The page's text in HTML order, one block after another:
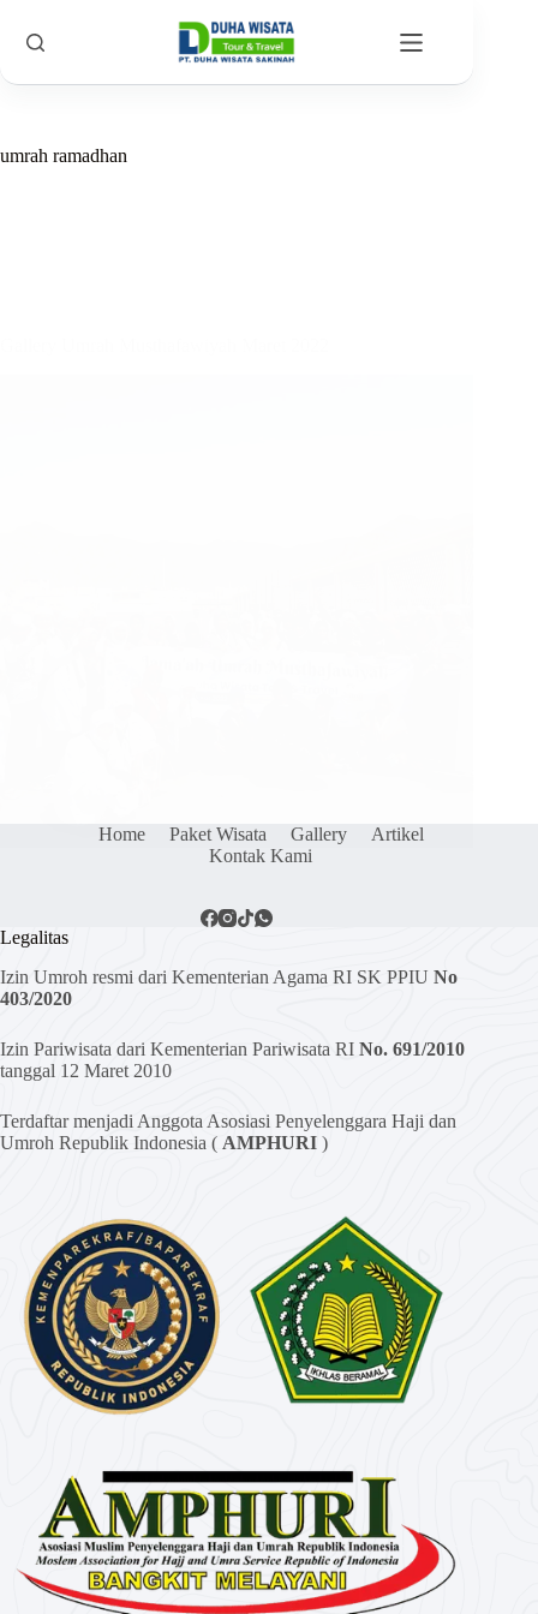
umrah ramadhan
Home Paket Wisata Gallery
Artikel
Kontak Kami
Legalitas
Izin Umroh resmi dari Kementerian Agama RI SK PPIU No
403/2020
Izin Pariwisata dari Kementerian Pariwisata RI No. 691/2010
tanggal 12 Maret 2010
Terdaftar menjadi Anggota Asosiasi Penyelenggara Haji dan
Umroh Republik Indonesia ( AMPHURI )